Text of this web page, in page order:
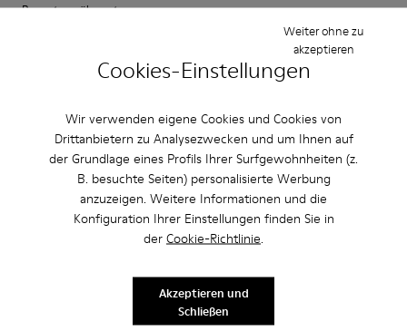
Cookies-Einstellungen
Wir verwenden eigene Cookies und Cookies von
Drittanbietern zu Analysezwecken und um Ihnen auf
der Grundlage eines Profils Ihrer Surfgewohnheiten (z.
B. besuchte Seiten) personalisierte Werbung
anzuzeigen. Weitere Informationen und die
Konfiguration Ihrer Einstellungen finden Sie in
der Cookie-Richtlinie.
Weiter ohne zu
akzeptieren
Akzeptieren und
Schließen
Bewertung übersetzen
Einstellung
Breite
Schmal
Anonymous·vor 2 Jahren
Fantásticos
Los zapatos más cómodos que he tenido
Bewertung übersetzen